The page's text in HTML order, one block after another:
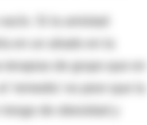
Si la amistad
en un aliado en la
de grupo que en
'remedio' es peor que la
de obesidad y